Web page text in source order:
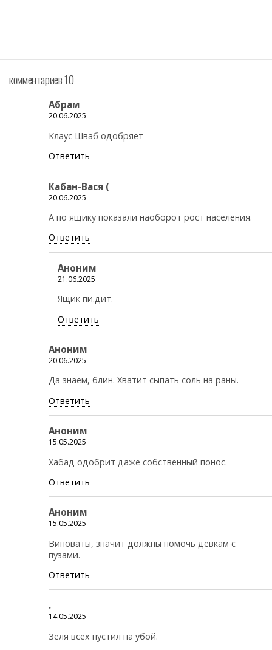
комментариев 10
Абрам
20.06.2025
Клаус Шваб одобряет
Ответить
Кабан-Вася (
20.06.2025
А по ящику показали наоборот рост населения.
Ответить
Аноним
21.06.2025
Ящик пи.дит.
Ответить
Аноним
20.06.2025
Да знаем, блин. Хватит сыпать соль на раны.
Ответить
Аноним
15.05.2025
Хабад одобрит даже собственный понос.
Ответить
Аноним
15.05.2025
Виноваты, значит должны помочь девкам с
пузами.
Ответить
.
14.05.2025
Зеля всех пустил на убой.